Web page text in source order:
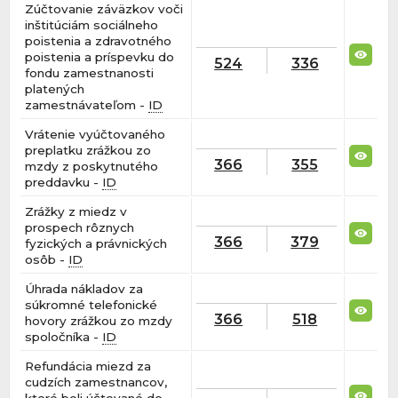
Zúčtovanie záväzkov voči
inštitúciám sociálneho
poistenia a zdravotného
poistenia a príspevku do
fondu zamestnanosti
platených
zamestnávateľom - ID
524 336
Vrátenie vyúčtovaného
preplatku zrážkou zo
mzdy z poskytnutého
preddavku - ID
366 355
Zrážky z miedz v
prospech rôznych
fyzických a právnických
osôb - ID
366 379
Úhrada nákladov za
súkromné telefonické
hovory zrážkou zo mzdy
spoločníka - ID
366 518
Refundácia miezd za
cudzích zamestnancov,